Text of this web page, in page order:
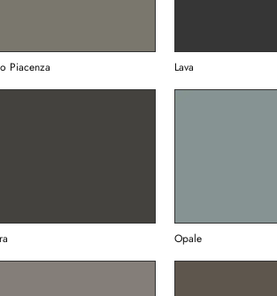
Piacenza Lava
Opale